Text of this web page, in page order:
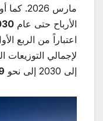
مارس
الأرباح حتى عام
إلى 2030 إلى نحو